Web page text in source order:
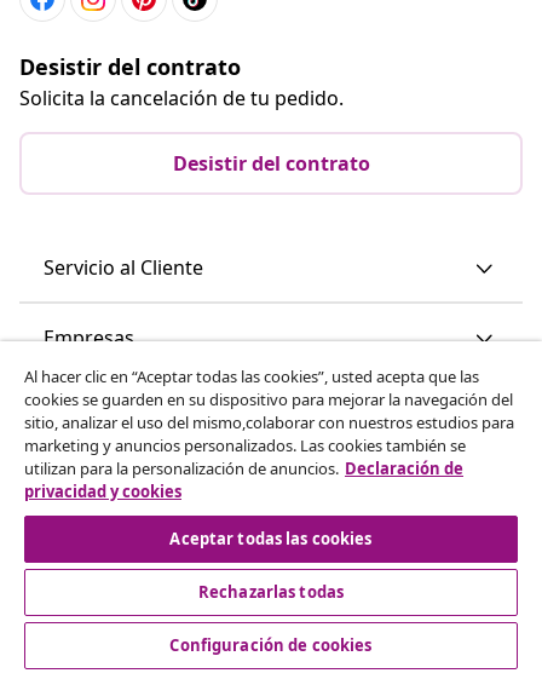
Desistir del contrato
Solicita la cancelación de tu pedido.
Desistir del contrato
Servicio al Cliente
Empresas
vidaXL
Descubre mas
© 2008-2026 vidaXL www.vidaxl.es es una página web de
Al hacer clic en “Aceptar todas las cookies”, usted acepta que las
cookies se guarden en su dispositivo para mejorar la navegación del
sitio, analizar el uso del mismo,colaborar con nuestros estudios para
marketing y anuncios personalizados. Las cookies también se
utilizan para la personalización de anuncios. Declaración de
privacidad y cookies
Aceptar todas las cookies
Rechazarlas todas
Configuración de cookies